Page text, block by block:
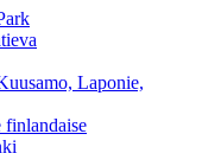
Laponie,
finlandaise